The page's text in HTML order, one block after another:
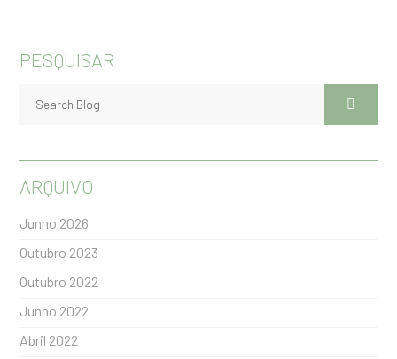
PESQUISAR
ARQUIVO
Junho 2026
Outubro 2023
Outubro 2022
Junho 2022
Abril 2022